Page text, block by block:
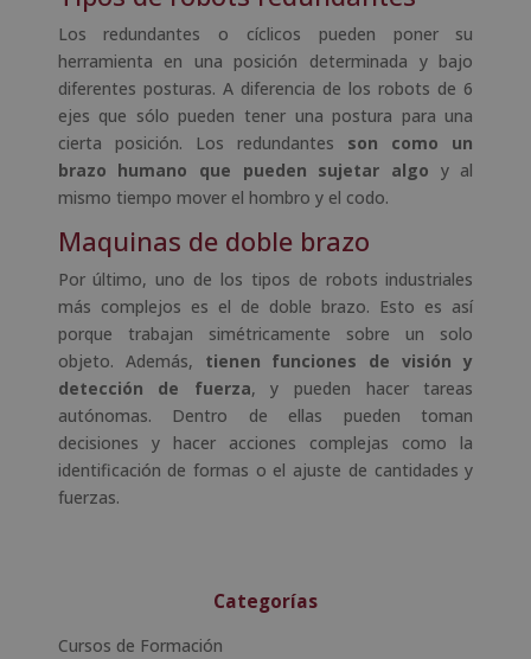
Los redundantes o cíclicos pueden poner su
herramienta en una posición determinada y bajo
diferentes posturas. A diferencia de los robots de 6
ejes que sólo pueden tener una postura para una
cierta posición. Los redundantes son como un
brazo humano que pueden sujetar algo y al
mismo tiempo mover el hombro y el codo.
Maquinas de doble brazo
Por último, uno de los tipos de robots industriales
más complejos es el de doble brazo. Esto es así
porque trabajan simétricamente sobre un solo
objeto. Además, tienen funciones de visión y
detección de fuerza, y pueden hacer tareas
autónomas. Dentro de ellas pueden toman
decisiones y hacer acciones complejas como la
identificación de formas o el ajuste de cantidades y
fuerzas.
Categorías
Cursos de Formación